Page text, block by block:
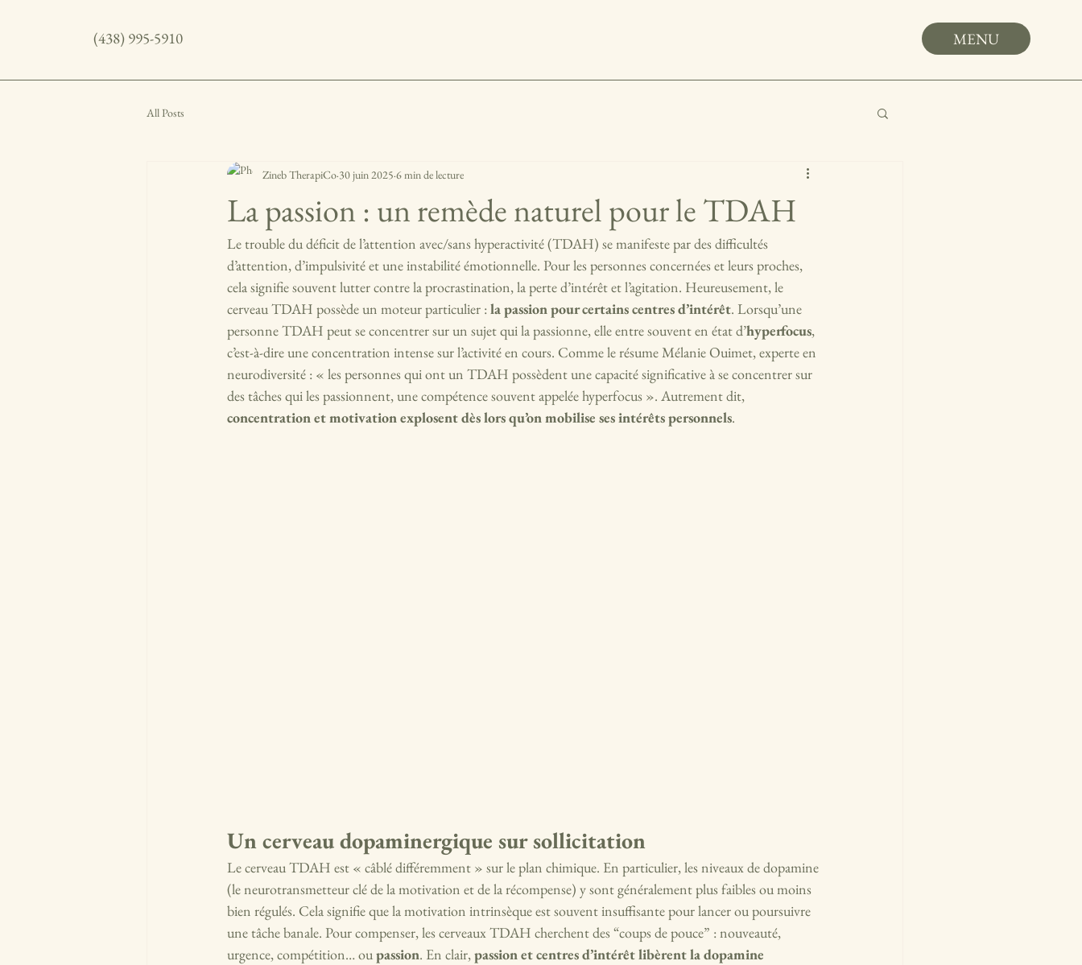
(438) 995-5910 MENU
All Posts
La passion : un remède naturel pour le TDAH
Zineb TherapiCo 30 juin 2025 6 min de lecture
Le trouble du déficit de l’attention avec/sans hyperactivité (TDAH) se manifeste par des difficultés
d’attention, d’impulsivité et une instabilité émotionnelle. Pour les personnes concernées et leurs proches,
cela signifie souvent lutter contre la procrastination, la perte d’intérêt et l’agitation. Heureusement, le
cerveau TDAH possède un moteur particulier : la passion pour certains centres d’intérêt. Lorsqu’une
personne TDAH peut se concentrer sur un sujet qui la passionne, elle entre souvent en état d’hyperfocus,
c’est-à-dire une concentration intense sur l’activité en cours. Comme le résume Mélanie Ouimet, experte en
neurodiversité : « les personnes qui ont un TDAH possèdent une capacité significative à se concentrer sur
des tâches qui les passionnent, une compétence souvent appelée hyperfocus ». Autrement dit,
concentration et motivation explosent dès lors qu’on mobilise ses intérêts personnels.
Un cerveau dopaminergique sur sollicitation
Le cerveau TDAH est « câblé différemment » sur le plan chimique. En particulier, les niveaux de dopamine
(le neurotransmetteur clé de la motivation et de la récompense) y sont généralement plus faibles ou moins
bien régulés. Cela signifie que la motivation intrinsèque est souvent insuffisante pour lancer ou poursuivre
une tâche banale. Pour compenser, les cerveaux TDAH cherchent des “coups de pouce” : nouveauté,
urgence, compétition… ou passion. En clair, passion et centres d’intérêt libèrent la dopamine